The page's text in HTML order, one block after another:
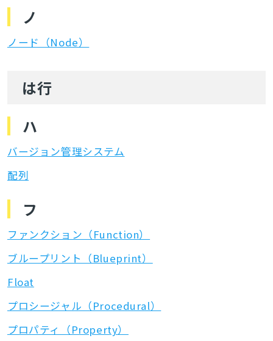
ノ
ノード（Node）
は行
ハ
バージョン管理システム
配列
フ
ファンクション（Function）
ブループリント（Blueprint）
Float
プロシージャル（Procedural）
プロパティ（Property）